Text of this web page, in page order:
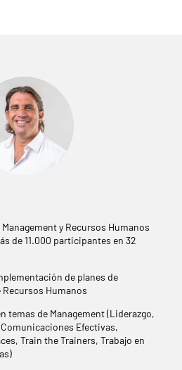
y Recursos Humanos
de 11.000 participantes en 32
de planes de
Humanos
temas de Management (Liderazgo,
Efectivas,
Train the Trainers, Trabajo en